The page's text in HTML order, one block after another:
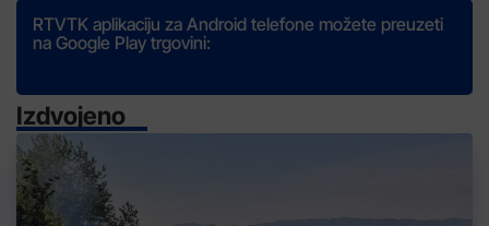
RTVTK aplikaciju za Android telefone možete preuzeti
na Google Play trgovini:
Izdvojeno